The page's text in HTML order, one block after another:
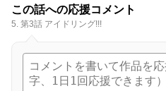
この話への応援コメント
5. 第3話 アイドリング!!!